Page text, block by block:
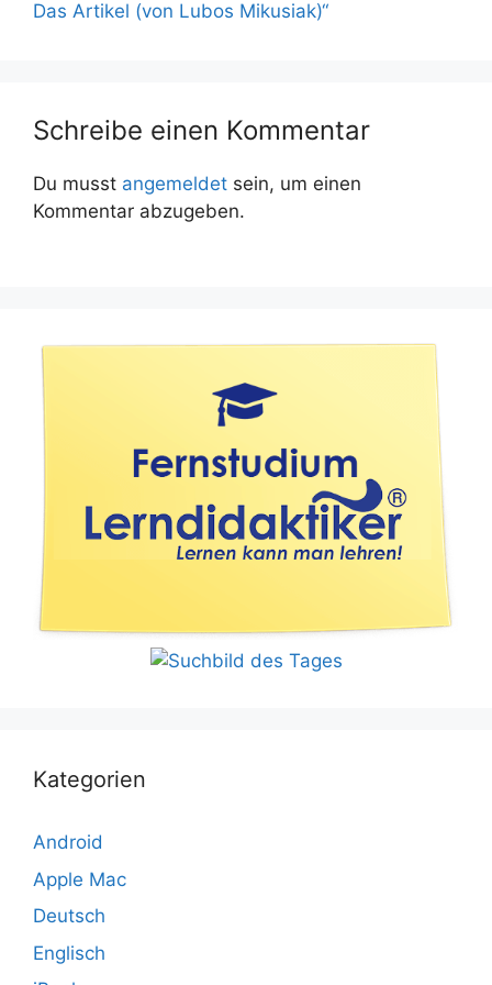
Das Artikel (von Lubos Mikusiak)“
Schreibe einen Kommentar
Du musst angemeldet sein, um einen
Kommentar abzugeben.
Kategorien
Android
Apple Mac
Deutsch
Englisch